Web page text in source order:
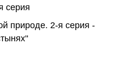
серия
природе. 2-я серия -